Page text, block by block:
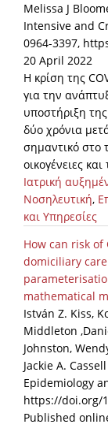
Melissa J
Intensive and
0964-3397,
20 April 2022
Η κρίση της
για την
υποστήριξη
δύο χρόνια
σημαντικό στο
οικογένειες
Ιατρική
Νοσηλευτική,
και Υπηρεσίες
How can risk
domiciliary
mathematical
István Z. Kiss,
Middleton
Johnston,
Jackie A. Cassell
Epidemiology
https://doi.org/
Published